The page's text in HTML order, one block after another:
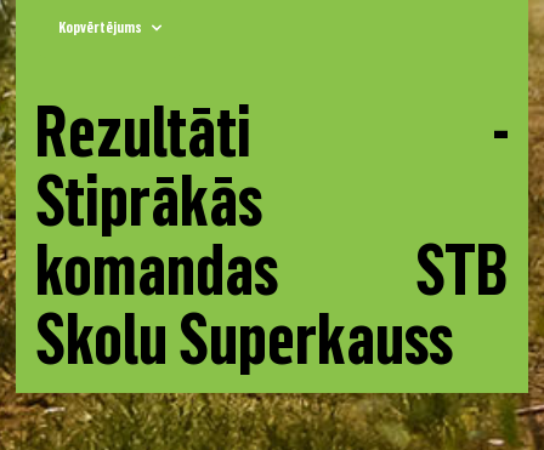
Kopvērtējums
Rezultāti -
Stiprākās
komandas STB
Skolu Superkauss